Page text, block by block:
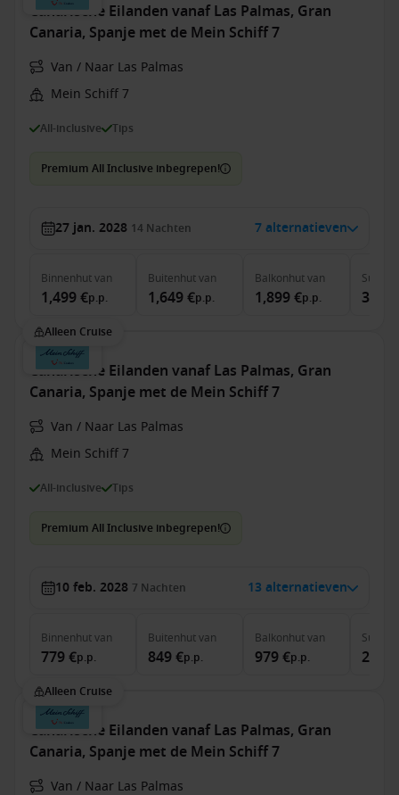
Canarische Eilanden vanaf Las Palmas, Gran
Canaria, Spanje met de Mein Schiff 7
Van / Naar Las Palmas
Mein Schiff 7
All-inclusive Tips
Premium All Inclusive inbegrepen!
27 jan. 2028 14 Nachten 7 alternatieven
Binnenhutvan
1,499 €p.p.
Buitenhutvan
1,649 €p.p.
Balkonhutvan
1,899 €p.p.
Suite
Alleen Cruise
Canarische Eilanden vanaf Las Palmas, Gran
Canaria, Spanje met de Mein Schiff 7
Van / Naar Las Palmas
Mein Schiff 7
All-inclusive Tips
Premium All Inclusive inbegrepen!
10 feb. 2028 7 Nachten 13 alternatieven
Binnenhutvan
779 €p.p.
Buitenhutvan
849 €p.p.
Balkonhutvan
979 €p.p.
Suite
Alleen Cruise
Canarische Eilanden vanaf Las Palmas, Gran
Canaria, Spanje met de Mein Schiff 7
Van / Naar Las Palmas